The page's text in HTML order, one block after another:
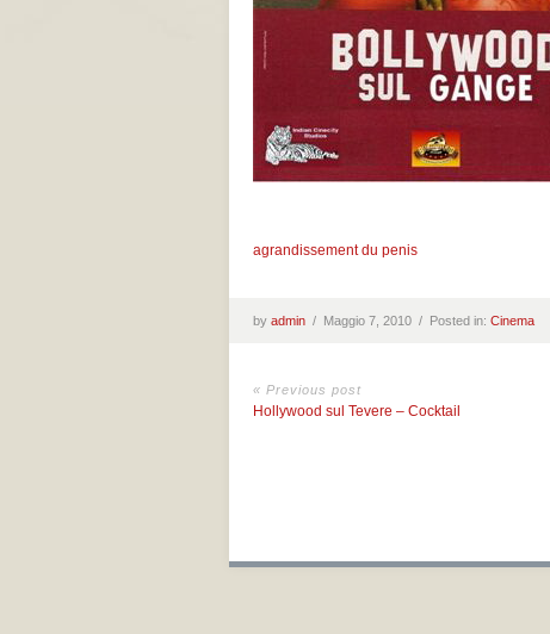
agrandissement du penis
by admin / Maggio 7, 2010 / Posted in: Cinema
« Previous post
Hollywood sul Tevere – Cocktail